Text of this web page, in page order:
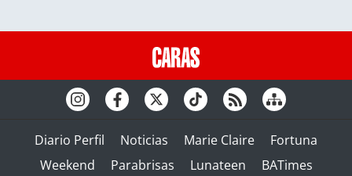
Diario Perfil Noticias Marie Claire
Fortuna
Weekend
Parabrisas Lunateen BATimes